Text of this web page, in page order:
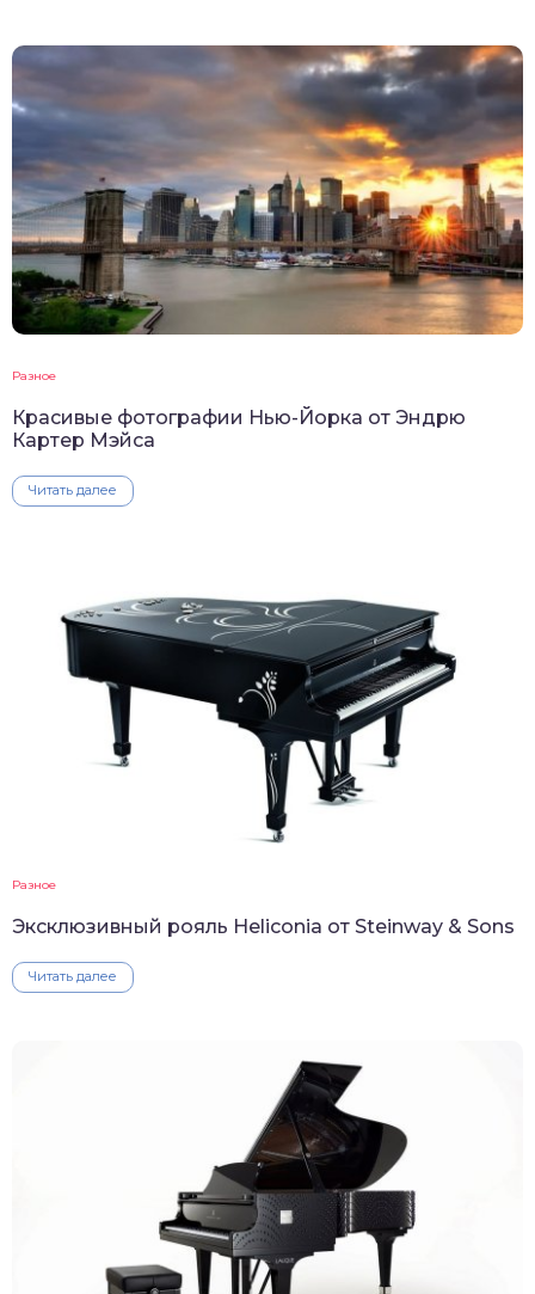
Разное
Красивые фотографии Нью-Йорка от Эндрю
Картер Мэйса
Читать далее
Разное
Эксклюзивный рояль Heliconia от Steinway & Sons
Читать далее